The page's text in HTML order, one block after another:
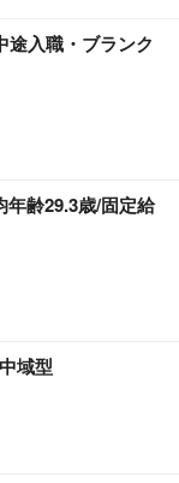
途入職・ブランク
年齢29.3歳/固定給
域型